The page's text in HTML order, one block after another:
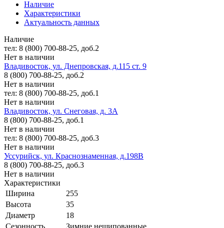
Наличие
Характеристики
Актуальность данных
Наличие
тел: 8 (800) 700-88-25, доб.2
Нет в наличии
Владивосток, ул. Днепровская, д.115 ст. 9
8 (800) 700-88-25, доб.2
Нет в наличии
тел: 8 (800) 700-88-25, доб.1
Нет в наличии
Владивосток, ул. Снеговая, д. 3А
8 (800) 700-88-25, доб.1
Нет в наличии
тел: 8 (800) 700-88-25, доб.3
Нет в наличии
Уссурийск, ул. Краснознаменная, д.198В
8 (800) 700-88-25, доб.3
Нет в наличии
Характеристики
Ширина
255
Высота
35
Диаметр
18
Сезонность
Зимние нешипованные